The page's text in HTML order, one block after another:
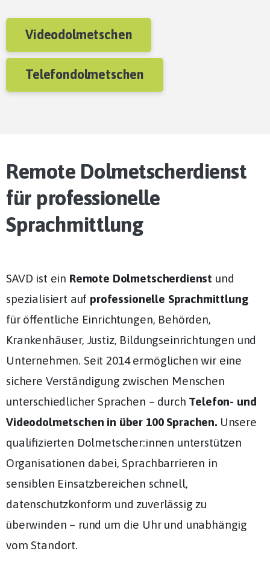
Videodolmetschen
Telefondolmetschen
Remote Dolmetscherdienst
für professionelle
Sprachmittlung
SAVD ist ein Remote Dolmetscherdienst und
spezialisiert auf professionelle Sprachmittlung
für öffentliche Einrichtungen, Behörden,
Krankenhäuser, Justiz, Bildungseinrichtungen und
Unternehmen. Seit 2014 ermöglichen wir eine
sichere Verständigung zwischen Menschen
unterschiedlicher Sprachen – durch Telefon- und
Videodolmetschen in über 100 Sprachen.Unsere
qualifizierten Dolmetscher:innen unterstützen
Organisationen dabei, Sprachbarrieren in
sensiblen Einsatzbereichen schnell,
datenschutzkonform und zuverlässig zu
überwinden – rund um die Uhr und unabhängig
vom Standort.